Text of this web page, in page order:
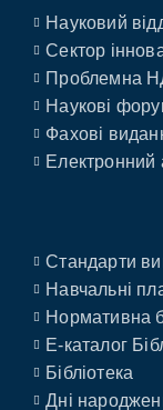
Науковий
Сектор
Проблемна
Наукові
Фахові
Електронний
Стандарти
Навчальні
Нормативна
E-каталог
Бібліотека
Дні